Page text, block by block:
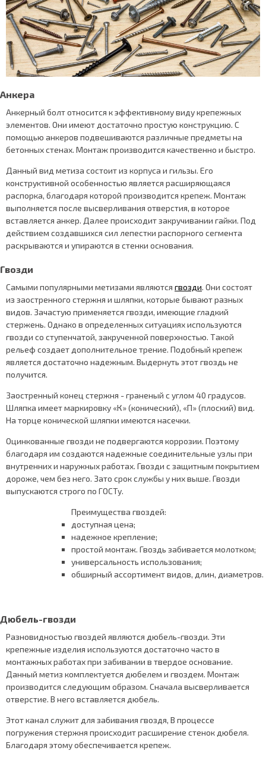
Анкера
Анкерный болт относится к эффективному виду крепежных
элементов. Они имеют достаточно простую конструкцию. С
помощью анкеров подвешиваются различные предметы на
бетонных стенах. Монтаж производится качественно и быстро.
Данный вид метиза состоит из корпуса и гильзы. Его
конструктивной особенностью является расширяющаяся
распорка, благодаря которой производится крепеж. Монтаж
выполняется после высверливания отверстия, в которое
вставляется анкер. Далее происходит закручивании гайки. Под
действием создавшихся сил лепестки распорного сегмента
раскрываются и упираются в стенки основания.
Гвозди
Самыми популярными метизами являются гвозди. Они состоят
из заостренного стержня и шляпки, которые бывают разных
видов. Зачастую применяется гвозди, имеющие гладкий
стержень. Однако в определенных ситуациях используются
гвозди со ступенчатой, закрученной поверхностью. Такой
рельеф создает дополнительное трение. Подобный крепеж
является достаточно надежным. Выдернуть этот гвоздь не
получится.
Заостренный конец стержня - граненый с углом 40 градусов.
Шляпка имеет маркировку «К» (конический), «П» (плоский) вид.
На торце конической шляпки имеются насечки.
Оцинкованные гвозди не подвергаются коррозии. Поэтому
благодаря им создаются надежные соединительные узлы при
внутренних и наружных работах. Гвозди с защитным покрытием
дороже, чем без него. Зато срок службы у них выше. Гвозди
выпускаются строго по ГОСТу.
Преимущества гвоздей:
доступная цена;
надежное крепление;
простой монтаж. Гвоздь забивается молотком;
универсальность использования;
обширный ассортимент видов, длин, диаметров.
Дюбель-гвозди
Разновидностью гвоздей являются дюбель-гвозди. Эти
крепежные изделия используются достаточно часто в
монтажных работах при забивании в твердое основание.
Данный метиз комплектуется дюбелем и гвоздем. Монтаж
производится следующим образом. Сначала высверливается
отверстие. В него вставляется дюбель.
Этот канал служит для забивания гвоздя, В процессе
погружения стержня происходит расширение стенок дюбеля.
Благодаря этому обеспечивается крепеж.